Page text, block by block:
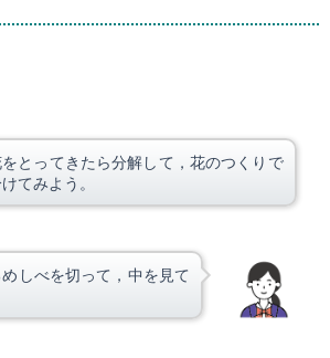
とってきたら分解して，花のつくりで
てみよう。
しべを切って，中を見て